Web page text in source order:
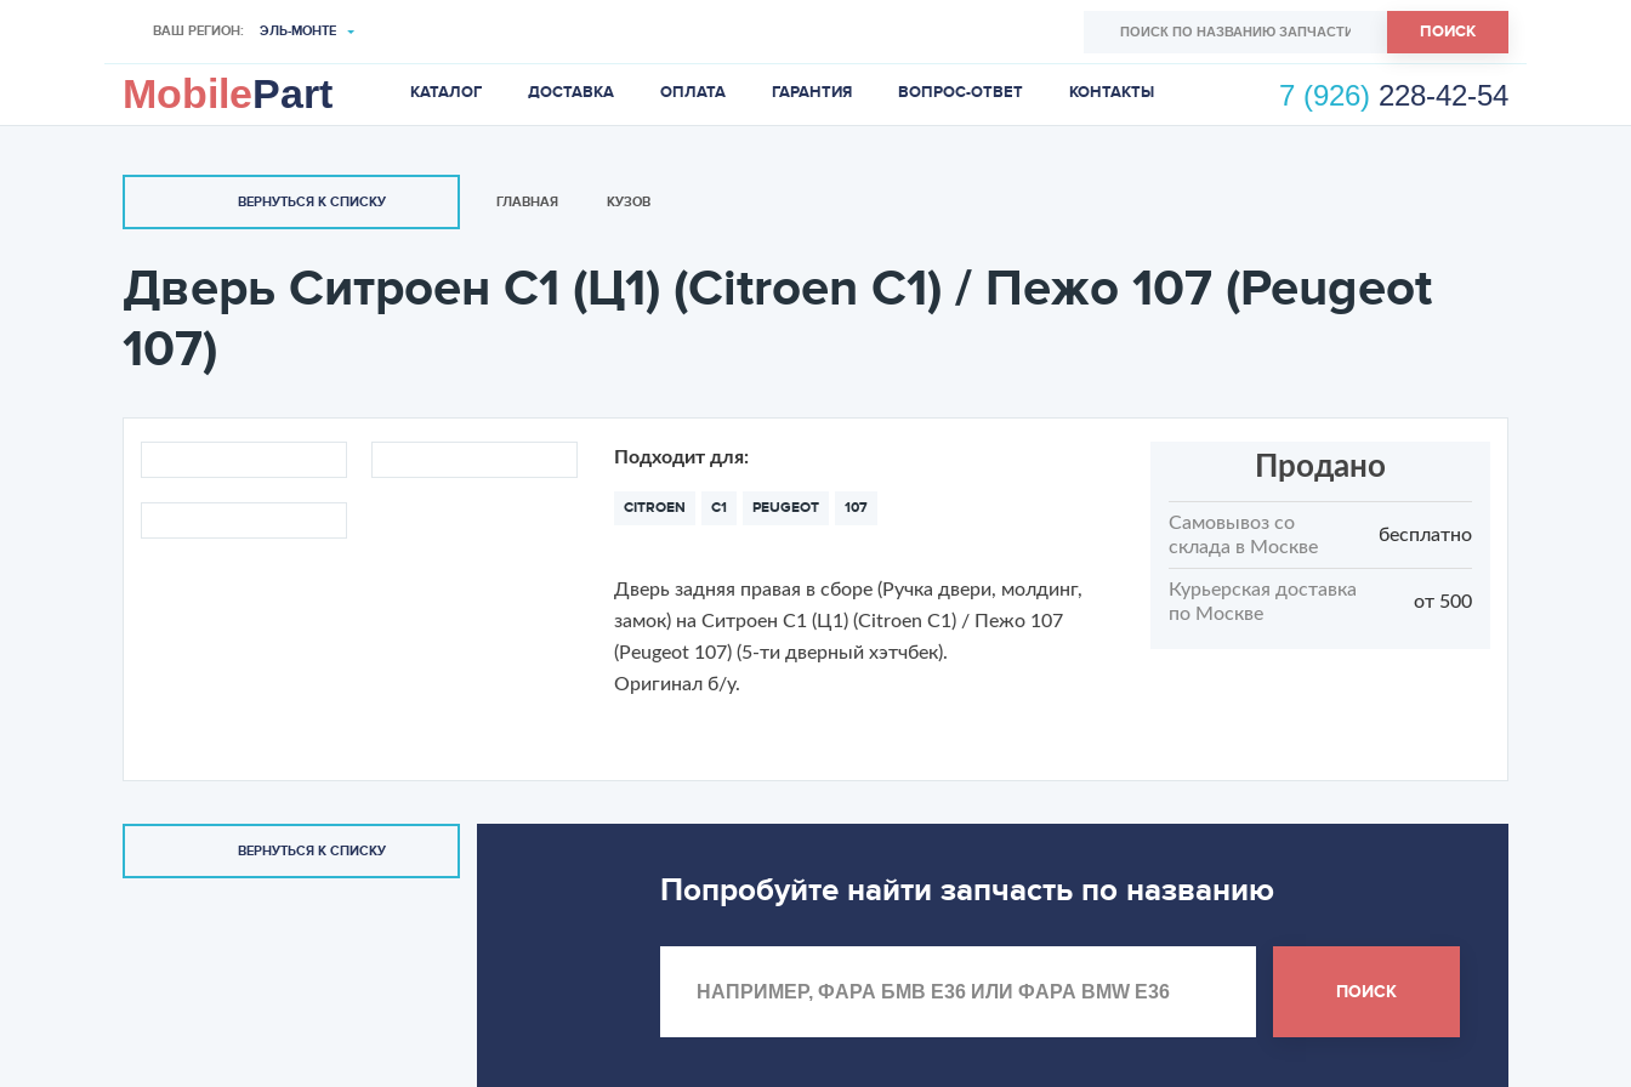
ВАШ РЕГИОН: ЭЛЬ-МОНТЕ ПОИСК
MobilePart КАТАЛОГ ДОСТАВКА ОПЛАТА ГАРАНТИЯ ВОПРОС-ОТВЕТ КОНТАКТЫ 7 (926) 228-42-54
ВЕРНУТЬСЯ К СПИСКУ ГЛАВНАЯ КУЗОВ
Дверь Ситроен С1 (Ц1) (Citroen C1) / Пежо 107 (Peugeot
107)
Подходит для:
CITROEN C1 PEUGEOT 107
Дверь задняя правая в сборе (Ручка двери, молдинг,
замок) на Ситроен С1 (Ц1) (Citroen C1) / Пежо 107
(Peugeot 107) (5-ти дверный хэтчбек).
Оригинал б/у.
Продано
Самовывоз со
склада в Москве
бесплатно
Курьерская доставка
по Москве
от 500
ВЕРНУТЬСЯ К СПИСКУ
Попробуйте найти запчасть по названию
ПОИСК